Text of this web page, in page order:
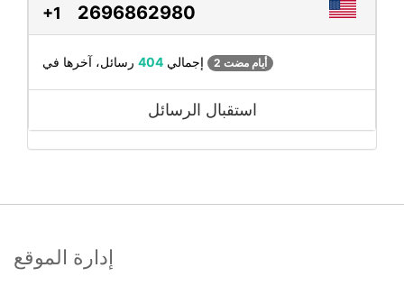
+1 2696862980
إجمالي 404 2 أيام مضت
استقبال الرسائل
إدارة الموقع